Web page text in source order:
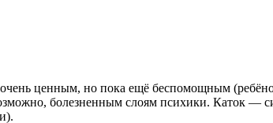
ценным, но пока ещё беспомощным
болезненным слоям психики. Каток —